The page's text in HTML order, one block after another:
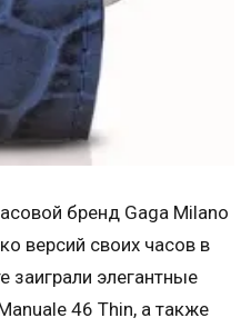
бренд Gaga Milano
версий своих часов в
заиграли элегантные
46 Thin, а также